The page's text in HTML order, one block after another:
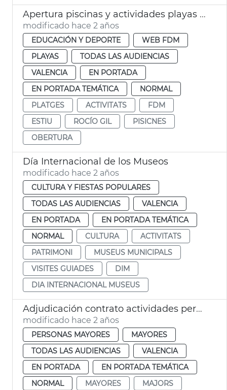
Apertura piscinas y actividades playas verano 2024
modificado hace 2 años
EDUCACIÓN Y DEPORTE
WEB FDM
PLAYAS
TODAS LAS AUDIENCIAS
VALENCIA
EN PORTADA
EN PORTADA TEMÁTICA
NORMAL
PLATGES
ACTIVITATS
FDM
ESTIU
ROCÍO GIL
PISICNES
OBERTURA
Día Internacional de los Museos
modificado hace 2 años
CULTURA Y FIESTAS POPULARES
TODAS LAS AUDIENCIAS
VALENCIA
EN PORTADA
EN PORTADA TEMÁTICA
NORMAL
CULTURA
ACTIVITATS
PATRIMONI
MUSEUS MUNICIPALS
VISITES GUIADES
DIM
DIA INTERNACIONAL MUSEUS
Adjudicación contrato actividades personas mayores
modificado hace 2 años
PERSONAS MAYORES
MAYORES
TODAS LAS AUDIENCIAS
VALENCIA
EN PORTADA
EN PORTADA TEMÁTICA
NORMAL
MAYORES
MAJORS